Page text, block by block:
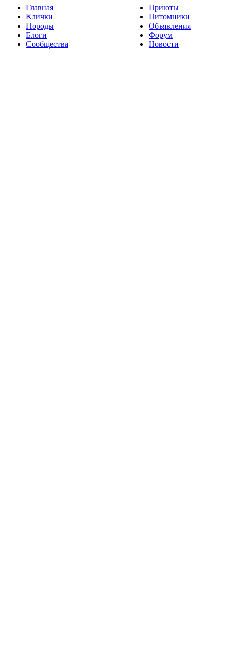
Главная
Клички
Породы
Блоги
Сообщества
Приюты
Питомники
Объявления
Форум
Новости